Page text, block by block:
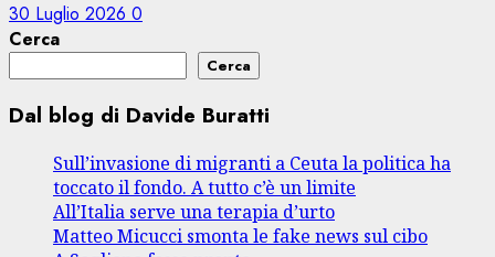
30 Luglio 2026 0
Cerca
Cerca
Dal blog di Davide Buratti
Sull’invasione di migranti a Ceuta la politica ha
toccato il fondo. A tutto c’è un limite
All’Italia serve una terapia d’urto
Matteo Micucci smonta le fake news sul cibo